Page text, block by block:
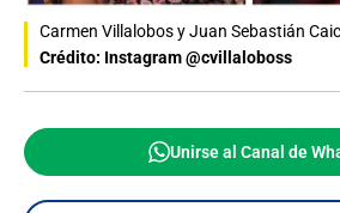
Carmen Villalobos y Juan Sebastián
Crédito: Instagram @cvillaloboss
Unirse al Canal de